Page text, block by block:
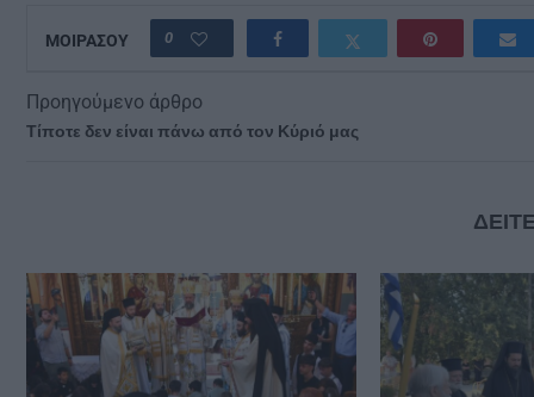
ΜΟΙΡΑΣΟΥ 0
Προηγούμενο άρθρο
Τίποτε δεν είναι πάνω από τον Κύριό μας